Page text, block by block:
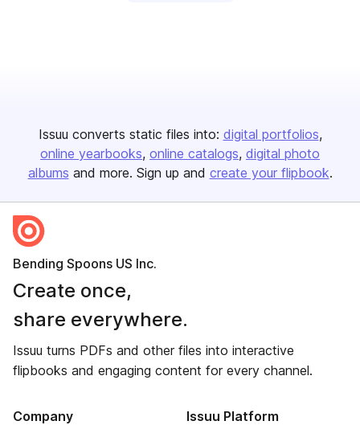
Issuu converts static files into: digital portfolios
online yearbooks online catalogs digital photo
albums and more. Sign up and create your flipbook.
Bending Spoons US Inc.
Create once,
share everywhere.
Issuu turns PDFs and other files into interactive
flipbooks and engaging content for every channel.
Company Issuu Platform